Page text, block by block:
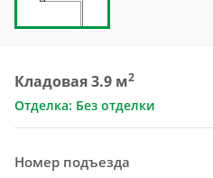
Кладовая 3.9 м2
Отделка: Без отделки
Номер подъезда